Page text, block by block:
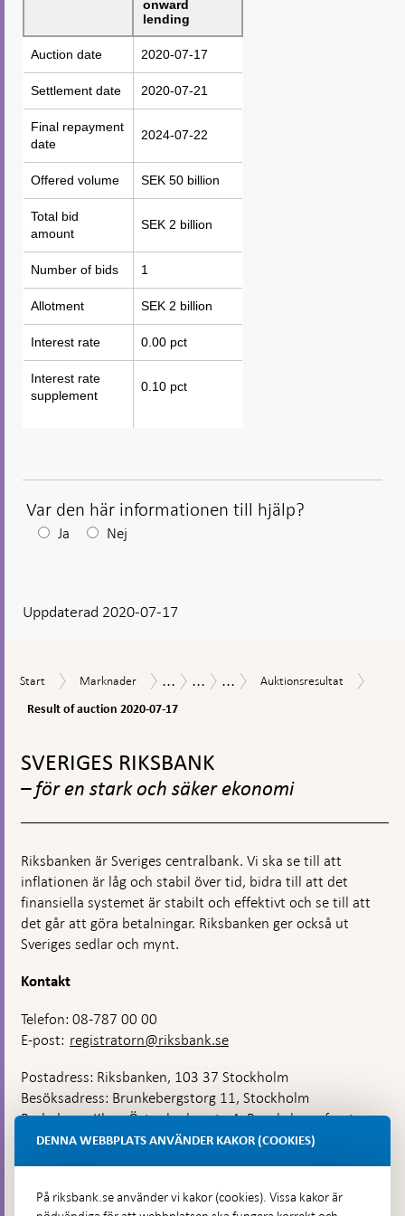
Auction date
Settlement date
Final repayment
date
Offered volume
Total bid
amount
Number of bids
Allotment
Interest rate
Interest rate
supplement
onward
lending
Auction date 2020-07-17
Settlement date 2020-07-21
Final repayment
date
2024-07-22
Offered volume SEK 50 billion
Total bid
amount
SEK 2 billion
Number of bids 1
Allotment SEK 2 billion
Interest rate 0.00 pct
Interest rate
supplement
0.10 pct
Var den här informationen till hjälp?
Efter
visas
Ja Nej
Uppdaterad 2020-07-17
Start
Start Marknader
Marknader
Åtgärder
finansiell
...
Åtgärder
...
Lån
företagsutlåning
... Auktionsresultat
Auktionsresultat
Result of auction 2020-07-17
toppnavigation
SVERIGES RIKSBANK
– för en stark och säker ekonomi
Riksbanken är Sveriges centralbank. Vi ska se till att
inflationen är låg och stabil över tid, bidra till att det
finansiella systemet är stabilt och effektivt och se till att
det går att göra betalningar. Riksbanken ger också ut
Sveriges sedlar och mynt.
Kontakt
Telefon: 08-787 00 00
E-post: registratorn@riksbank.se
Postadress: Riksbanken, 103 37 Stockholm
Besöksadress: Brunkebergstorg 11, Stockholm
Budadress: Klara Östra kyrkogata 4, Brunkebergsfaret,
Lastplats 6
DENNA WEBBPLATS ANVÄNDER KAKOR (COOKIES)
På riksbank.se använder vi kakor (cookies). Vissa kakor är